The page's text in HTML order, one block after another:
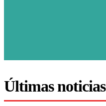
Últimas noticias